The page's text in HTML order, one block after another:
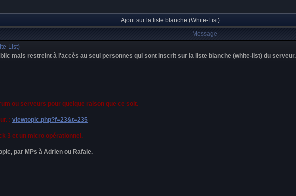
Ajout sur la liste blanche (White-List)
Message
List)
mais restreint à l'accès au seul personnes qui sont inscrit sur la liste blanche (white-list) du serveur.
ou serveurs pour quelque raison que ce soit.
: viewtopic.php?f=23&t=235
3 et un micro opérationnel.
par MPs à Adrien ou Rafale.